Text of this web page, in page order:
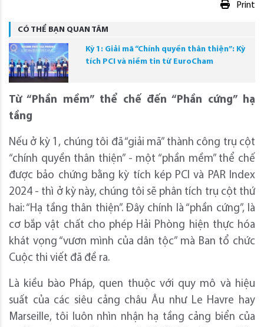
Print
CÓ THỂ BẠN QUAN TÂM
Kỳ 1: Giải mã “Chính quyền thân thiện”: Kỳ
tích PCI và niềm tin từ EuroCham
Từ “Phần mềm” thể chế đến “Phần cứng” hạ
tầng
Nếu ở kỳ 1, chúng tôi đã “giải mã” thành công trụ cột
“chính quyền thân thiện” - một “phần mềm” thể chế
được bảo chứng bằng kỳ tích kép PCI và PAR Index
2024 - thì ở kỳ này, chúng tôi sẽ phân tích trụ cột thứ
hai: “Hạ tầng thân thiện”. Đây chính là “phần cứng”, là
cơ bắp vật chất cho phép Hải Phòng hiện thực hóa
khát vọng “vươn mình của dân tộc” mà Ban tổ chức
Cuộc thi viết đã đề ra.
Là kiều bào Pháp, quen thuộc với quy mô và hiệu
suất của các siêu cảng châu Âu như Le Havre hay
Marseille, tôi luôn nhìn nhận hạ tầng cảng biển của